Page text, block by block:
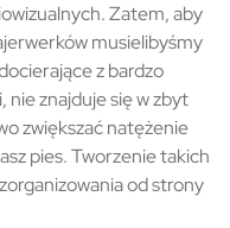
Zatem, aby
musielibyśmy
z bardzo
nie znajduje się w zbyt
zwiększać natężenie
pies. Tworzenie takich
od strony